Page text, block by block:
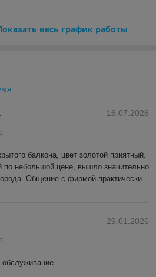
весь график работы
16.07.2026
балкона, цвет золотой приятный.
по небольшой цене, вышло значительно
Общение с фирмой практически
29.01.2026